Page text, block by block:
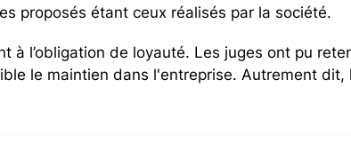
proposés étant ceux réalisés par la société.
à l’obligation de loyauté. Les juges ont pu
le maintien dans l'entreprise. Autrement dit,